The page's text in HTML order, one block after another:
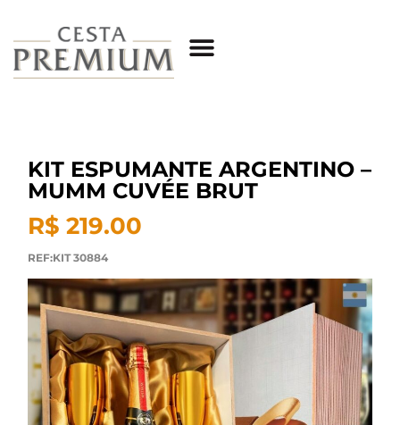
KIT ESPUMANTE ARGENTINO –
MUMM CUVÉE BRUT
R$ 219.00
REF:KIT 30884